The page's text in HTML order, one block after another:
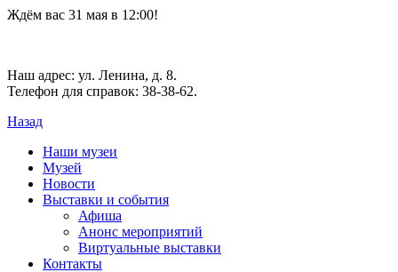
Ждём вас 31 мая в 12:00!
Наш адрес: ул. Ленина, д. 8.
Телефон для справок: 38-38-62.
Назад
Наши музеи
Музей
Новости
Выставки и события
Афиша
Анонс мероприятий
Виртуальные выставки
Контакты